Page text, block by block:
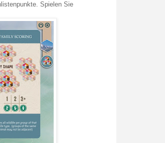
Spielen Sie